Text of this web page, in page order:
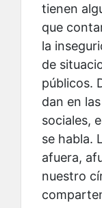
tienen
que
la
de
públicos.
dan en
sociales,
se habla.
afuera,
nuestro